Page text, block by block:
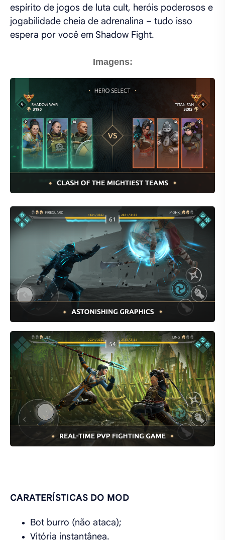
espírito de jogos de luta cult, heróis poderosos e
jogabilidade cheia de adrenalina – tudo isso
espera por você em Shadow Fight.
Imagens:
CARATERÍSTICAS DO MOD
Bot burro (não ataca);
Vitória instantânea.